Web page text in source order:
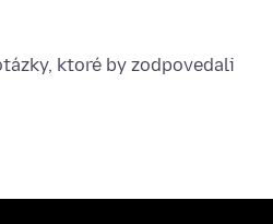
ktoré by zodpovedali